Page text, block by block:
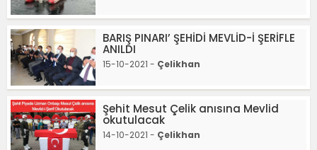
BARIŞ PINARI’ ŞEHİDİ MEVLİD-İ ŞERİFLE
ANILDI
15-10-2021 - Çelikhan
Şehit Mesut Çelik anısına Mevlid
okutulacak
14-10-2021 - Çelikhan